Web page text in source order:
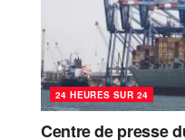
24 HEURES SUR 24
Centre de presse